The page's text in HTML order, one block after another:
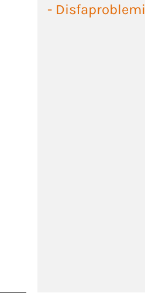
- Disfaproblemi